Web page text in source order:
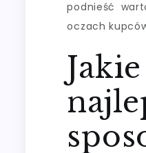
podnieść
oczach